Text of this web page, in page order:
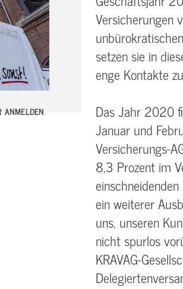
ANMELDEN
Versicherungen
setzen sie in
enge Kontakte
Das Jahr 2020
Januar und
Versicherungs-
8,3 Prozent im
ein weiterer
uns, unseren
nicht spurlos
KRAVAG-